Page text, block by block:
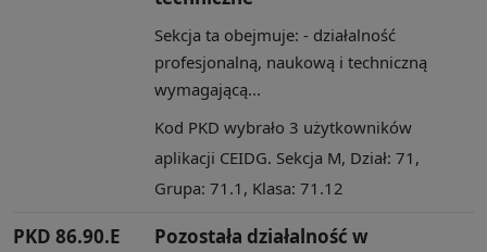
Sekcja ta obejmuje: - działalność
profesjonalną, naukową i techniczną
wymagającą...
Kod PKD wybrało 3 użytkowników
aplikacji CEIDG. Sekcja M, Dział: 71,
Grupa: 71.1, Klasa: 71.12
PKD 86.90.E
Pozostała działalność w